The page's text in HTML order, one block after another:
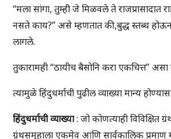
“मला सांगा, तुम्ही जे मिळवले ते राजप्रासादात
नसते काय?” असे म्हणतात की,बुद्ध स्तब्ध
लागले.
तुकारामही “ठायीच बैसोनि करा एकचित्त”
त्यामुळे हिंदुधर्माची पुढील व्याख्या मान्य
हिंदुधर्माची व्याख्या: जो कोणत्याही विविक्षित
ग्रंथसमुहाला एकमेव आणि सार्वकालिक प्रमाण